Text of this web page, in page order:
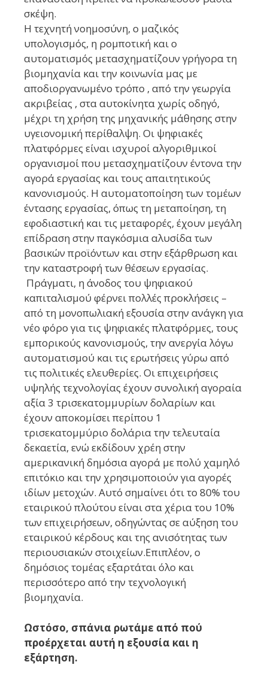
σκέψη.
Η τεχνητή νοημοσύνη, ο μαζικός
υπολογισμός, η ρομποτική και ο
αυτοματισμός μετασχηματίζουν γρήγορα τη
βιομηχανία και την κοινωνία μας με
αποδιοργανωμένο τρόπο , από την γεωργία
ακριβείας , στα αυτοκίνητα χωρίς οδηγό,
μέχρι τη χρήση της μηχανικής μάθησης στην
υγειονομική περίθαλψη. Οι ψηφιακές
πλατφόρμες είναι ισχυροί αλγοριθμικοί
οργανισμοί που μετασχηματίζουν έντονα την
αγορά εργασίας και τους απαιτητικούς
κανονισμούς. Η αυτοματοποίηση των τομέων
έντασης εργασίας, όπως τη μεταποίηση, τη
εφοδιαστική και τις μεταφορές, έχουν μεγάλη
επίδραση στην παγκόσμια αλυσίδα των
βασικών προϊόντων και στην εξάρθρωση και
την καταστροφή των θέσεων εργασίας.
Πράγματι, η άνοδος του ψηφιακού
καπιταλισμού φέρνει πολλές προκλήσεις –
από τη μονοπωλιακή εξουσία στην ανάγκη για
νέο φόρο για τις ψηφιακές πλατφόρμες, τους
εμπορικούς κανονισμούς, την ανεργία λόγω
αυτοματισμού και τις ερωτήσεις γύρω από
τις πολιτικές ελευθερίες. Οι επιχειρήσεις
υψηλής τεχνολογίας έχουν συνολική αγοραία
αξία 3 τρισεκατομμυρίων δολαρίων και
έχουν αποκομίσει περίπου 1
τρισεκατομμύριο δολάρια την τελευταία
δεκαετία, ενώ εκδίδουν χρέη στην
αμερικανική δημόσια αγορά με πολύ χαμηλό
επιτόκιο και την χρησιμοποιούν για αγορές
ιδίων μετοχών. Αυτό σημαίνει ότι το 80% του
εταιρικού πλούτου είναι στα χέρια του 10%
των επιχειρήσεων, οδηγώντας σε αύξηση του
εταιρικού κέρδους και της ανισότητας των
περιουσιακών στοιχείων.Επιπλέον, ο
δημόσιος τομέας εξαρτάται όλο και
περισσότερο από την τεχνολογική
βιομηχανία.
Ωστόσο, σπάνια ρωτάμε από πού
προέρχεται αυτή η εξουσία και η
εξάρτηση.